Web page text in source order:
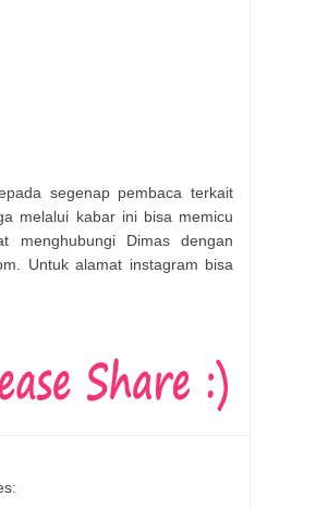
segenap pembaca terkait
melalui kabar ini bisa memicu
Dimas dengan
Untuk alamat instagram bisa